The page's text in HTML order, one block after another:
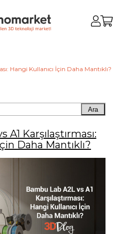
Hangi Kullanıcı İçin Daha Mantıklı?
Ara
Karşılaştırması:
Daha Mantıklı?